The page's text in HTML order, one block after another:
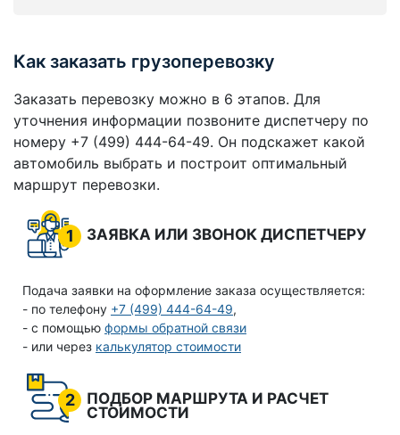
Как заказать грузоперевозку
Заказать перевозку можно в 6 этапов. Для
уточнения информации позвоните диспетчеру по
номеру +7 (499) 444-64-49. Он подскажет какой
автомобиль выбрать и построит оптимальный
маршрут перевозки.
1 ЗАЯВКА ИЛИ ЗВОНОК ДИСПЕТЧЕРУ
Подача заявки на оформление заказа осуществляется:
- по телефону +7 (499) 444-64-49,
- с помощью формы обратной связи
- или через калькулятор стоимости
2
ПОДБОР МАРШРУТА И РАСЧЕТ
СТОИМОСТИ